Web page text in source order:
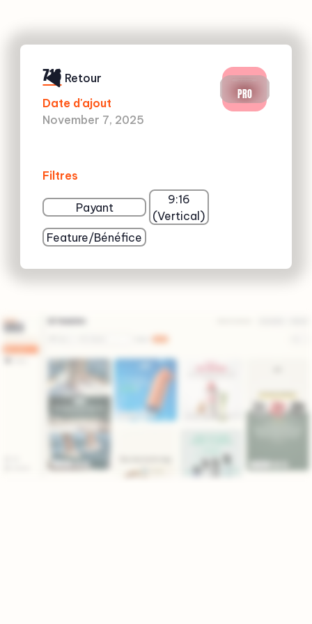
716
Date d'ajout
November 7, 2025
Filtres
Payant
9:16
(Vertical)
Feature/Bénéfice
PRO
Retour